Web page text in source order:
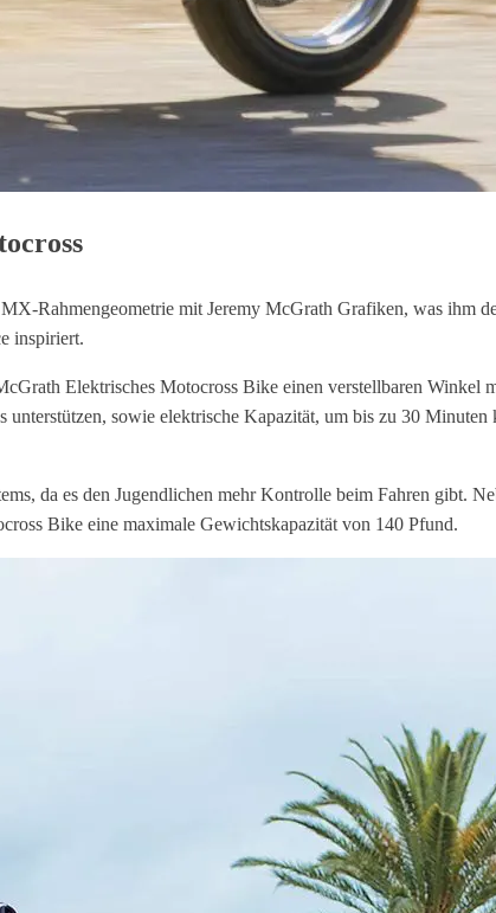
Rahmengeometrie mit Jeremy McGrath Grafiken, was ihm
inspiriert.
Elektrisches Motocross Bike einen verstellbaren Winkel
unterstützen, sowie elektrische Kapazität, um bis zu 30
da es den Jugendlichen mehr Kontrolle beim Fahren gibt.
Bike eine maximale Gewichtskapazität von 140 Pfund.